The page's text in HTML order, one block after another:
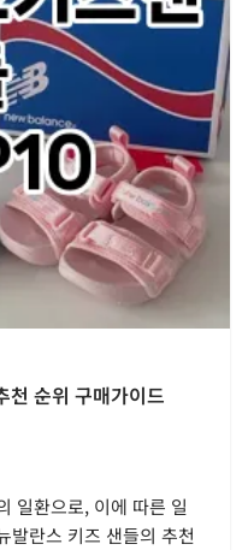
천 순위 구매가이드
일환으로, 이에 따른 일
발란스 키즈 샌들의 추천